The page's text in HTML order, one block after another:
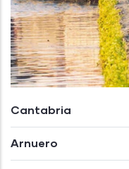
Cantabria
Arnuero